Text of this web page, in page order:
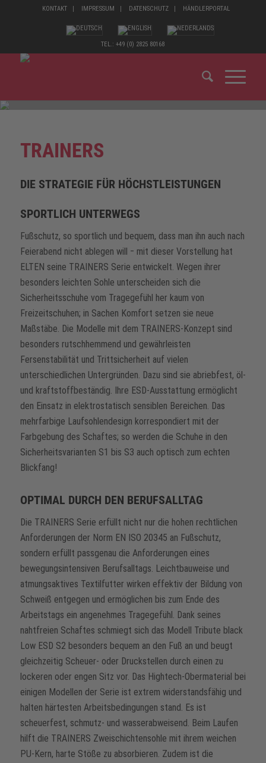
KONTAKT IMPRESSUM DATENSCHUTZ HÄNDLERPORTAL
TEL.: +49 (0) 2825 80168
TRAINERS
DIE STRATEGIE FÜR HÖCHSTLEISTUNGEN
SPORTLICH UNTERWEGS
Fußschutz, so sportlich und bequem, dass man ihn auch nach
Feierabend nicht ablegen will ‒ mit dieser Vorstellung hat
ELTEN seine TRAINERS Serie entwickelt. Wegen ihrer
besonders leichten Sohle unterscheiden sich die
Sicherheitsschuhe vom Tragegefühl her kaum von
Freizeitschuhen; in Sachen Komfort setzen sie neue
Maßstäbe. Die Modelle mit dem TRAINERS-Konzept sind
besonders rutschhemmend und gewährleisten
Fersenstabilität und Trittsicherheit auf vielen
unterschiedlichen Untergründen. Dazu sind sie abriebfest, öl-
und kraftstoffbeständig. Ihre ESD-Ausstattung ermöglicht
den Einsatz in elektrostatisch sensiblen Bereichen. Das
mehrfarbige Laufsohlendesign korrespondiert mit der
Farbgebung des Schaftes; so werden die Schuhe in den
Sicherheitsvarianten S1 bis S3 auch optisch zum echten
Blickfang!
OPTIMAL DURCH DEN BERUFSALLTAG
Die TRAINERS Serie erfüllt nicht nur die hohen rechtlichen
Anforderungen der Norm EN ISO 20345 an Fußschutz,
sondern erfüllt passgenau die Anforderungen eines
bewegungsintensiven Berufsalltags. Leichtbauweise und
atmungsaktives Textilfutter wirken effektiv der Bildung von
Schweiß entgegen und ermöglichen bis zum Ende des
Arbeitstags ein angenehmes Tragegefühl. Dank seines
nahtfreien Schaftes schmiegt sich das Modell Tribute black
Low ESD S2 besonders bequem an den Fuß an und beugt
gleichzeitig Scheuer- oder Druckstellen durch einen zu
lockeren oder engen Sitz vor. Das Hightech-Obermaterial bei
einigen Modellen der Serie ist extrem widerstandsfähig und
halten härtesten Arbeitsbedingungen stand. Es ist
scheuerfest, schmutz- und wasserabweisend. Beim Laufen
hilft die TRAINERS Zweischichtensohle mit ihrem weichen
PU-Kern, harte Stöße zu absorbieren. Zudem ist die